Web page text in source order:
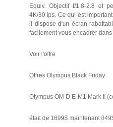
Equiv. Objectif f/1.8-2.8 et
4K/30 ips. Ce qui est
il dispose d'un écran
facilement vous encadrer
Voir l'offre
Offres Olympus Black Friday
Olympus OM-D E-M1 Mark II
était de 1699$ maintenant